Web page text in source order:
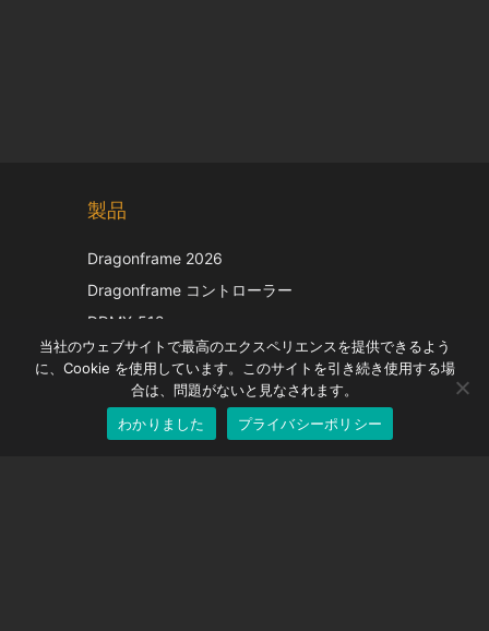
製品
Dragonframe 2026
Dragonframe コントローラー
DDMX-512
DMC-32
EOS LV補正キャップ
当社のウェブサイトで最高のエクスペリエンスを提供できるよう
に、Cookie を使用しています。このサイトを引き続き使用する場
合は、問題がないと見なされます。
わかりました
プライバシーポリシーJapanese
German